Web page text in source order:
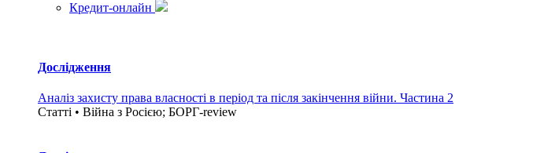
Кредит-онлайн
Дослідження
Аналіз захисту права власності в період та після закінчення війни. Частина 2
Статті • Війна з Росією; БОРГ-review